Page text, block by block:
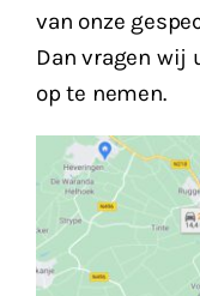
van onze
Dan vragen wij
op te nemen.